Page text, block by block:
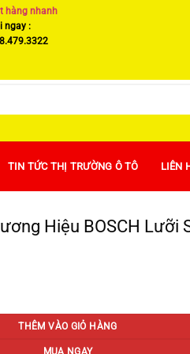
hàng nhanh
ngay :
TIN TỨC THỊ TRƯỜNG Ô TÔ LIÊN
Hiệu BOSCH Lưỡi
Cao Cấp Chính Hãng size 26-14 số lượng
THÊM VÀO GIỎ HÀNG
MUA NGAY